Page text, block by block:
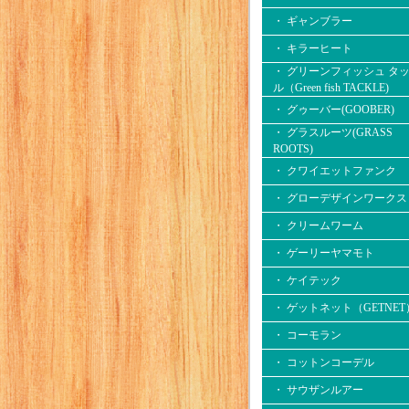
・ ギャンブラー
・ キラーヒート
・ グリーンフィッシュ タ
ル（Green fish TACKLE)
・ グゥーバー(GOOBER)
・ グラスルーツ(GRASS
ROOTS)
・ クワイエットファンク
・ グローデザインワークス
・ クリームワーム
・ ゲーリーヤマモト
・ ケイテック
・ ゲットネット（GETNET
・ コーモラン
・ コットンコーデル
・ サウザンルアー